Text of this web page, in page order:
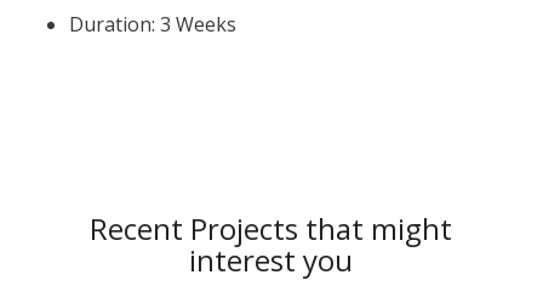
Duration: 3 Weeks
Recent Projects that might
interest you